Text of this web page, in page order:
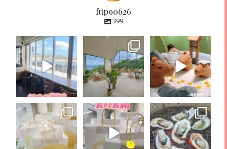
fupo0626
399